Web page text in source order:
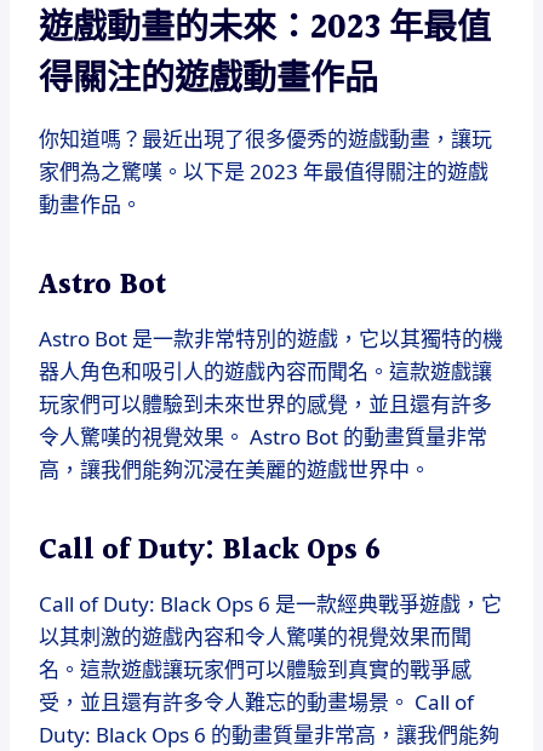
遊戲動畫的未來：2023 年最值
得關注的遊戲動畫作品
你知道嗎？最近出現了很多優秀的遊戲動畫，讓玩
家們為之驚嘆。以下是 2023 年最值得關注的遊戲
動畫作品。
Astro Bot
Astro Bot 是一款非常特別的遊戲，它以其獨特的機
器人角色和吸引人的遊戲內容而聞名。這款遊戲讓
玩家們可以體驗到未來世界的感覺，並且還有許多
令人驚嘆的視覺效果。 Astro Bot 的動畫質量非常
高，讓我們能夠沉浸在美麗的遊戲世界中。
Call of Duty: Black Ops 6
Call of Duty: Black Ops 6 是一款經典戰爭遊戲，它
以其刺激的遊戲內容和令人驚嘆的視覺效果而聞
名。這款遊戲讓玩家們可以體驗到真實的戰爭感
受，並且還有許多令人難忘的動畫場景。 Call of
Duty: Black Ops 6 的動畫質量非常高，讓我們能夠